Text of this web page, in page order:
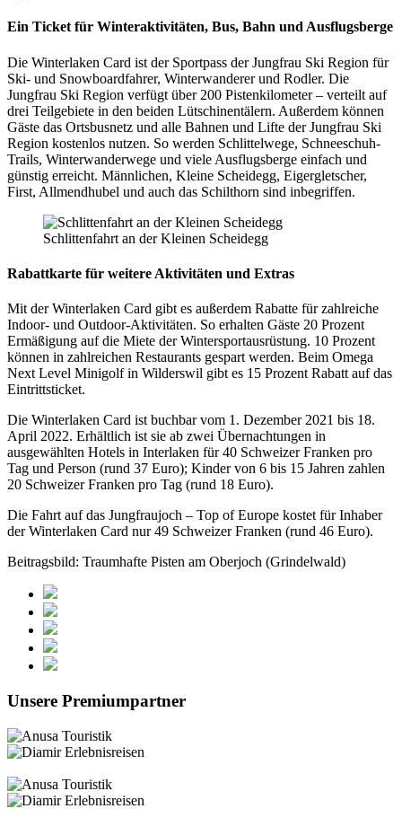
Ein Ticket für Winteraktivitäten, Bus, Bahn und Ausflugsberge
Die Winterlaken Card ist der Sportpass der Jungfrau Ski Region für
Ski- und Snowboardfahrer, Winterwanderer und Rodler. Die
Jungfrau Ski Region verfügt über 200 Pistenkilometer – verteilt auf
drei Teilgebiete in den beiden Lütschinentälern. Außerdem können
Gäste das Ortsbusnetz und alle Bahnen und Lifte der Jungfrau Ski
Region kostenlos nutzen. So werden Schlittelwege, Schneeschuh-
Trails, Winterwanderwege und viele Ausflugsberge einfach und
günstig erreicht. Männlichen, Kleine Scheidegg, Eigergletscher,
First, Allmendhubel und auch das Schilthorn sind inbegriffen.
Schlittenfahrt an der Kleinen Scheidegg
Rabattkarte für weitere Aktivitäten und Extras
Mit der Winterlaken Card gibt es außerdem Rabatte für zahlreiche
Indoor- und Outdoor-Aktivitäten. So erhalten Gäste 20 Prozent
Ermäßigung auf die Miete der Wintersportausrüstung. 10 Prozent
können in zahlreichen Restaurants gespart werden. Beim Omega
Next Level Minigolf in Wilderswil gibt es 15 Prozent Rabatt auf das
Eintrittsticket.
Die Winterlaken Card ist buchbar vom 1. Dezember 2021 bis 18.
April 2022. Erhältlich ist sie ab zwei Übernachtungen in
ausgewählten Hotels in Interlaken für 40 Schweizer Franken pro
Tag und Person (rund 37 Euro); Kinder von 6 bis 15 Jahren zahlen
20 Schweizer Franken pro Tag (rund 18 Euro).
Die Fahrt auf das Jungfraujoch – Top of Europe kostet für Inhaber
der Winterlaken Card nur 49 Schweizer Franken (rund 46 Euro).
Beitragsbild: Traumhafte Pisten am Oberjoch (Grindelwald)
Unsere Premiumpartner